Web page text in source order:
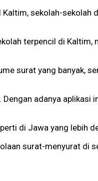
sekolah-sekolah
terpencil di
surat yang banyak,
adanya aplikasi
di Jawa yang lebih
surat-menyurat di